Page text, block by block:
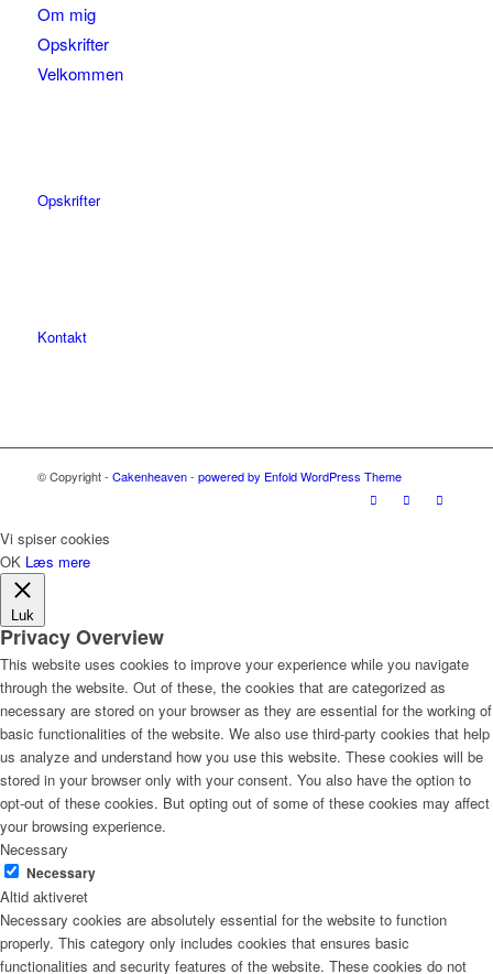
Om mig
Opskrifter
Velkommen
Opskrifter
Kontakt
© Copyright - Cakenheaven- powered by Enfold WordPress Theme
Vi spiser cookies
OK Læs mere
Luk
Privacy Overview
This website uses cookies to improve your experience while you navigate
through the website. Out of these, the cookies that are categorized as
necessary are stored on your browser as they are essential for the working of
basic functionalities of the website. We also use third-party cookies that help
us analyze and understand how you use this website. These cookies will be
stored in your browser only with your consent. You also have the option to
opt-out of these cookies. But opting out of some of these cookies may affect
your browsing experience.
Necessary
Necessary
Altid aktiveret
Necessary cookies are absolutely essential for the website to function
properly. This category only includes cookies that ensures basic
functionalities and security features of the website. These cookies do not